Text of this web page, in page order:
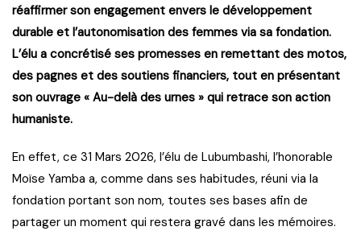
réaffirmer son engagement envers le développement
durable et l’autonomisation des femmes via sa fondation.
L’élu a concrétisé ses promesses en remettant des motos,
des pagnes et des soutiens financiers, tout en présentant
son ouvrage « Au-delà des urnes » qui retrace son action
humaniste.
En effet, ce 31 Mars 2026, l’élu de Lubumbashi, l’honorable
Moïse Yamba a, comme dans ses habitudes, réuni via la
fondation portant son nom, toutes ses bases afin de
partager un moment qui restera gravé dans les mémoires.